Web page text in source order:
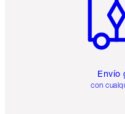
Envío
con